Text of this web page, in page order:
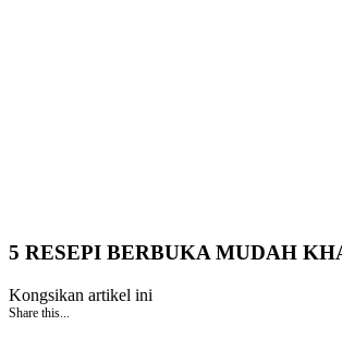
5 RESEPI BERBUKA MUDAH
Kongsikan artikel ini
Share this...